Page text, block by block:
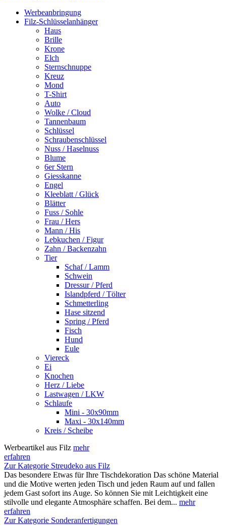
Werbeanbringung
Filz-Schlüsselanhänger
Haus
Brille
Krone
Elch
Sternschnuppe
Kreuz
Mond
T-Shirt
Auto
Wolke / Cloud
Tannenbaum
Schlüssel
Schraubenschlüssel
Nuss / Haselnuss
Blume
6er Stern
Giesskanne
Engel
Kleeblatt / Glück
Blätter
Fuss / Sohle
Frau / Hers
Mann / His
Lebkuchen / Figur
Zahn / Backenzahn
Tier
Schaf / Lamm
Schwein
Dressur / Pferd
Islandpferd / Tölter
Schmetterling
Hase sitzend
Spring / Pferd
Fisch
Hund
Eule
Viereck
Ei
Knochen
Herz / Liebe
Lastwagen / LKW
Schlaufe
Mini - 30x90mm
Maxi - 30x140mm
Kreis / Scheibe
Werbeartikel aus Filz mehr
erfahren
Zur Kategorie Streudeko aus Filz
Das besondere Etwas für Ihre Tischdekoration Das schöne Material
und die Motive werten jeden Tisch und jeden Raum auf und fallen
jedem Gast sofort ins Auge. So können Sie mit Leichtigkeit eine
stilvolle und elegante Atmosphäre schaffen. Bei dem... mehr
erfahren
Zur Kategorie Sonderanfertigungen